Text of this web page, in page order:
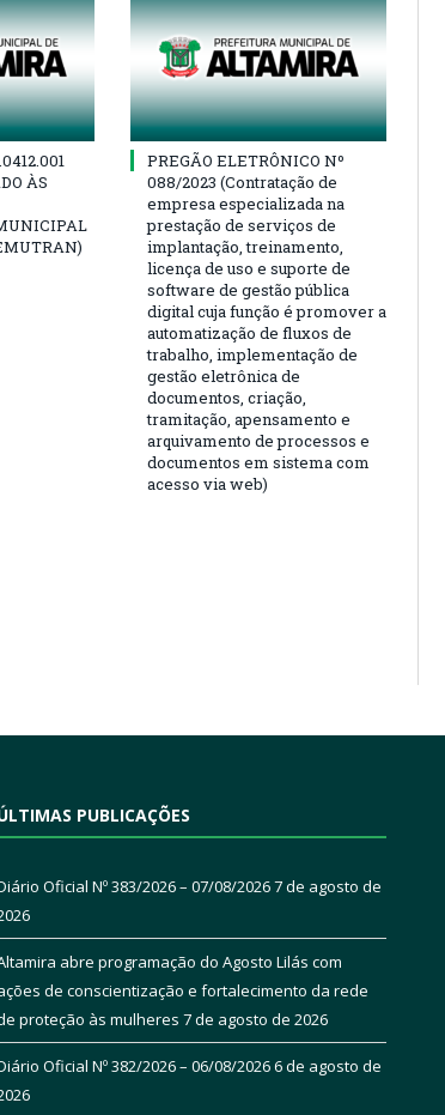
ÀS
PREGÃO ELETRÔNICO Nº
088/2023 (Contratação de
empresa especializada na
prestação de serviços de
implantação, treinamento,
licença de uso e suporte de
software de gestão pública
digital cuja função é promover a
automatização de fluxos de
trabalho, implementação de
gestão eletrônica de
documentos, criação,
tramitação, apensamento e
arquivamento de processos e
documentos em sistema com
acesso via web)
PUBLICAÇÕES
Oficial Nº 383/2026 – 07/08/20267 de agosto de
abre programação do Agosto Lilás com
de conscientização e fortalecimento da rede
proteção às mulheres 7 de agosto de 2026
Oficial Nº 382/2026 – 06/08/20266 de agosto de